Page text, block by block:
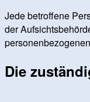
Jede betroffene
der
Die